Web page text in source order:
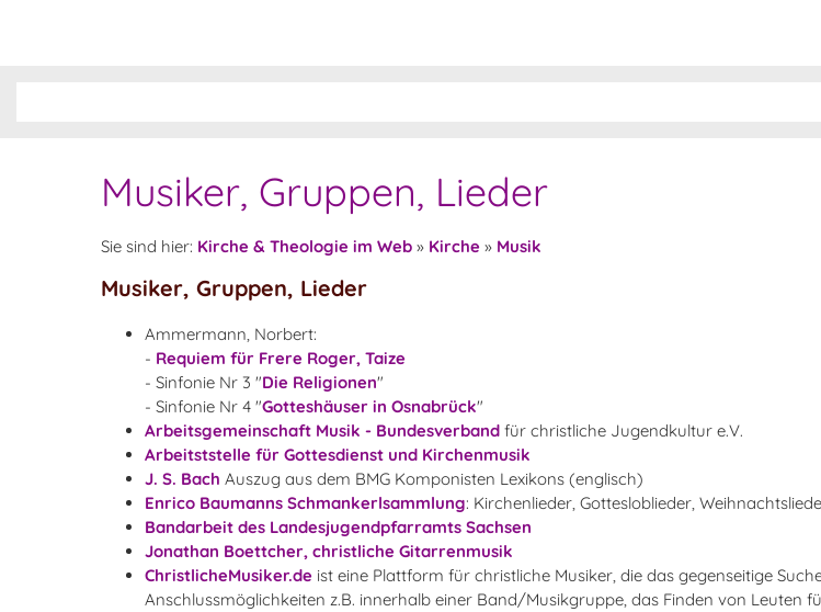
Musiker, Gruppen, Lieder
Sie sind hier: Kirche & Theologie im Web » Kirche » Musik
Musiker, Gruppen, Lieder
Ammermann, Norbert:
- Requiem für Frere Roger, Taize
- Sinfonie Nr 3 "Die Religionen"
- Sinfonie Nr 4 "Gotteshäuser in Osnabrück"
Arbeitsgemeinschaft Musik - Bundesverband für christliche Jugendkultur e.V.
Arbeitststelle für Gottesdienst und Kirchenmusik
J. S. Bach Auszug aus dem BMG Komponisten Lexikons (englisch)
Enrico Baumanns Schmankerlsammlung: Kirchenlieder, Gottesloblieder,
Bandarbeit des Landesjugendpfarramts Sachsen
Jonathan Boettcher, christliche Gitarrenmusik
ChristlicheMusiker.de ist eine Plattform für christliche Musiker, die das gegenseitige
Anschlussmöglichkeiten z.B. innerhalb einer Band/Musikgruppe, das Finden von Leuten